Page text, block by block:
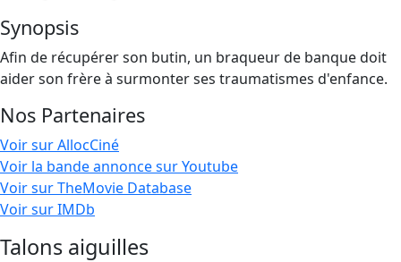
Synopsis
Afin de récupérer son butin, un braqueur de banque doit
aider son frère à surmonter ses traumatismes d'enfance.
Nos Partenaires
Voir sur AllocCiné
Voir la bande annonce sur Youtube
Voir sur TheMovie Database
Voir sur IMDb
Talons aiguilles